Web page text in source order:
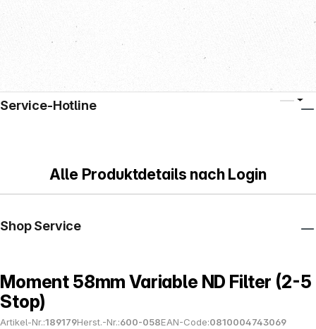
Alle Produktdetails nach Login
Moment 58mm Variable ND Filter (2-5
Stop)
Artikel-Nr.:189179Herst.-Nr.:600-058EAN-Code:0810004743069
Service-Hotline
Shop Service